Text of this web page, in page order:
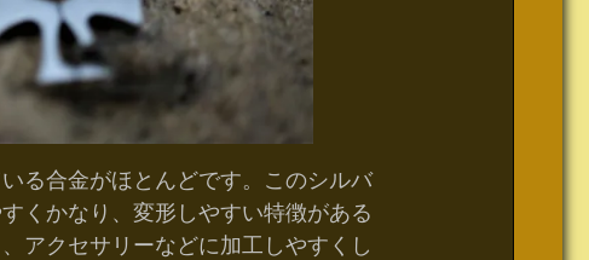
る合金がほとんどです。このシルバ
くかなり、変形しやすい特徴がある
アクセサリーなどに加工しやすくし